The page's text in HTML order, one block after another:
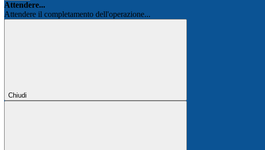
Attendere...
Attendere il completamento dell'operazione...
Chiudi